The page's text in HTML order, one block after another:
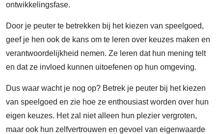
ontwikkelingsfase.
Door je peuter te betrekken bij het kiezen van speelgoed,
geef je hen ook de kans om te leren over keuzes maken en
verantwoordelijkheid nemen. Ze leren dat hun mening telt
en dat ze invloed kunnen uitoefenen op hun omgeving.
Dus waar wacht je nog op? Betrek je peuter bij het kiezen
van speelgoed en zie hoe ze enthousiast worden over hun
eigen keuzes. Het zal niet alleen hun plezier vergroten,
maar ook hun zelfvertrouwen en gevoel van eigenwaarde